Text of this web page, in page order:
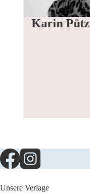
Karin Pütz
Unsere Verlage